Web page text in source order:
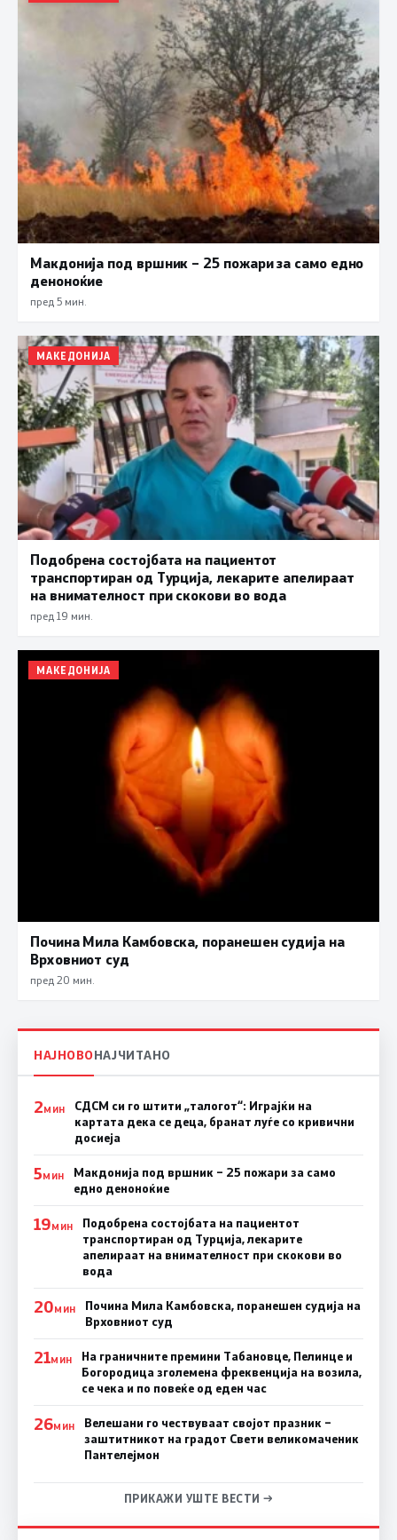
Макдонија под вршник – 25 пожари за само едно
деноноќие
пред 5 мин.
МАКЕДОНИЈА
Подобрена состојбата на пациентот
транспортиран од Турција, лекарите апелираат
на внимателност при скокови во вода
пред 19 мин.
МАКЕДОНИЈА
Почина Мила Камбовска, поранешен судија на
Врховниот суд
пред 20 мин.
НАЈНОВОНАЈЧИТАНО
2МИН
СДСМ си го штити „талогот“: Играјќи на
картата дека се деца, бранат луѓе со кривични
досиеја
5МИН
Макдонија под вршник – 25 пожари за само
едно деноноќие
19МИН
Подобрена состојбата на пациентот
транспортиран од Турција, лекарите
апелираат на внимателност при скокови во
вода
20МИН
Почина Мила Камбовска, поранешен судија на
Врховниот суд
21МИН
На граничните премини Табановце, Пелинце и
Богородица зголемена фреквенција на возила,
се чека и по повеќе од еден час
26МИН
Велешани го чествуваат својот празник –
заштитникот на градот Свети великомаченик
Пантелејмон
ПРИКАЖИ УШТЕ ВЕСТИ →